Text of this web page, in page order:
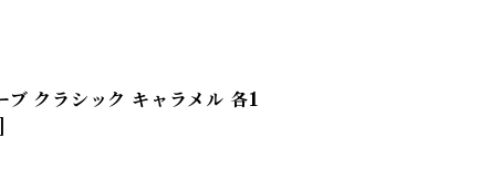
ブ クラシック キャラメル 各1